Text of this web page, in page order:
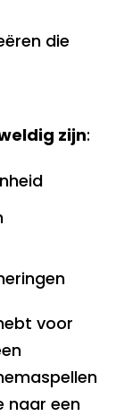
die
zijn:
voor
naar een